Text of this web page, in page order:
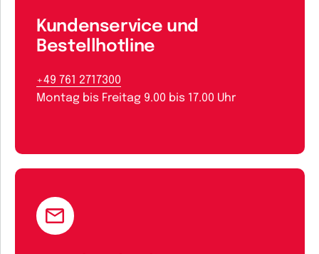
Kundenservice und
Bestellhotline
+49 761 2717300
Montag bis Freitag 9.00 bis 17.00 Uhr